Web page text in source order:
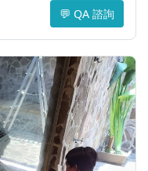
💬 QA 諮詢